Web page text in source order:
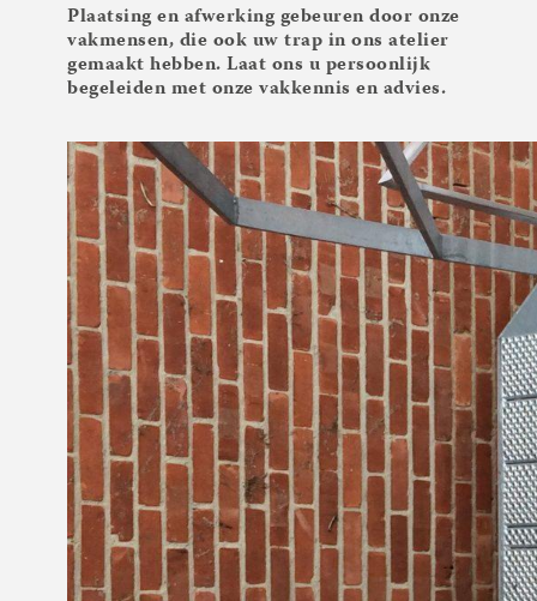
Plaatsing en afwerking gebeuren door onze
vakmensen, die ook uw trap in ons atelier
gemaakt hebben. Laat ons u persoonlijk
begeleiden met onze vakkennis en advies.